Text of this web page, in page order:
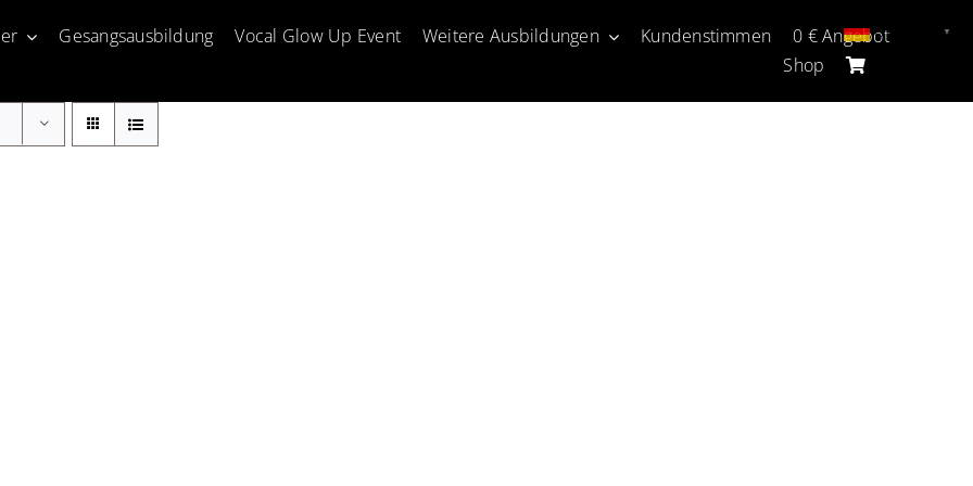
Gesangsausbildung Vocal Glow Up Event Weitere Ausbildungen Kundenstimmen
0 € Angebot
Shop
Deutsch ▼